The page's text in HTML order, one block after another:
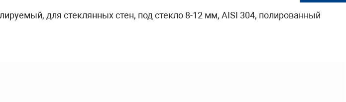
для стеклянных стен, под стекло 8-12 мм, AISI 304, полированный